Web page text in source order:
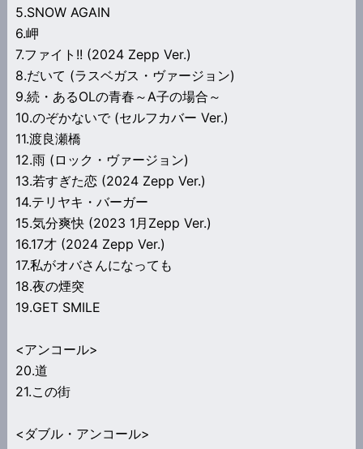
5.SNOW AGAIN
6.岬
7.ファイト!! (2024 Zepp Ver.)
8.だいて (ラスベガス・ヴァージョン)
9.続・あるOLの青春～A子の場合～
10.のぞかないで (セルフカバー Ver.)
11.渡良瀬橋
12.雨 (ロック・ヴァージョン)
13.若すぎた恋 (2024 Zepp Ver.)
14.テリヤキ・バーガー
15.気分爽快 (2023 1月Zepp Ver.)
16.17才 (2024 Zepp Ver.)
17.私がオバさんになっても
18.夜の煙突
19.GET SMILE
<アンコール>
20.道
21.この街
<ダブル・アンコール>